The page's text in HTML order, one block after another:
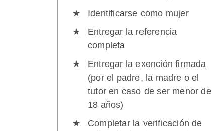
Identificarse como mujer
Entregar la referencia
completa
Entregar la exención firmada
(por el padre, la madre o el
tutor en caso de ser menor de
18 años)
Completar la verificación de